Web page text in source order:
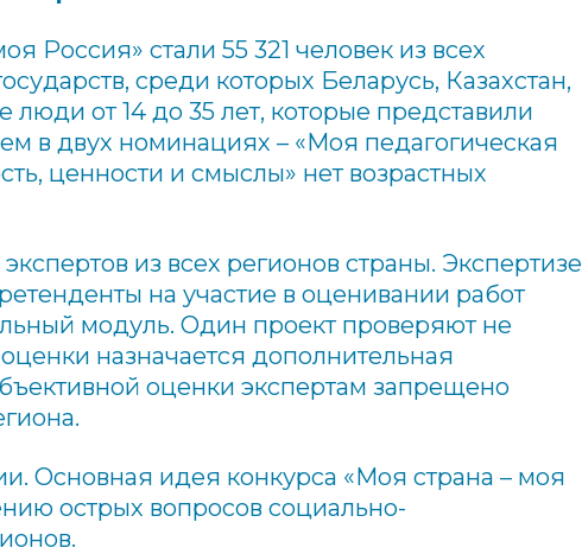
Россия» стали 55 321 человек из всех
среди которых Беларусь, Казахстан,
от 14 до 35 лет, которые представили
в двух номинациях – «Моя педагогическая
ценности и смыслы» нет возрастных
из всех регионов страны. Экспертизе
на участие в оценивании работ
модуль. Один проект проверяют не
назначается дополнительная
оценки экспертам запрещено
Основная идея конкурса «Моя страна – моя
острых вопросов социально-